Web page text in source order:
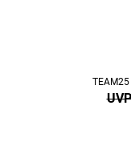
TEAM25